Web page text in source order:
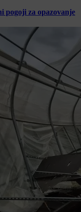
pogoji za opazovanje